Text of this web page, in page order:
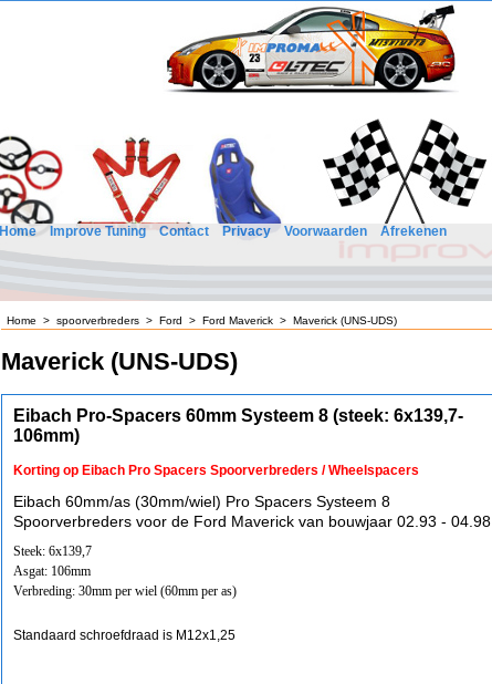
Home Improve Tuning Contact Privacy Voorwaarden Afrekenen
Home > spoorverbreders > Ford > Ford Maverick > Maverick (UNS-UDS)
Maverick (UNS-UDS)
Eibach Pro-Spacers 60mm Systeem 8 (steek: 6x139,7-
106mm)
Korting op Eibach Pro Spacers Spoorverbreders / Wheelspacers
Eibach 60mm/as (30mm/wiel) Pro Spacers Systeem 8
Spoorverbreders voor de Ford Maverick van bouwjaar 02.93 - 04.98
Steek: 6x139,7
Asgat: 106mm
Verbreding: 30mm per wiel (60mm per as)
Standaard schroefdraad is M12x1,25